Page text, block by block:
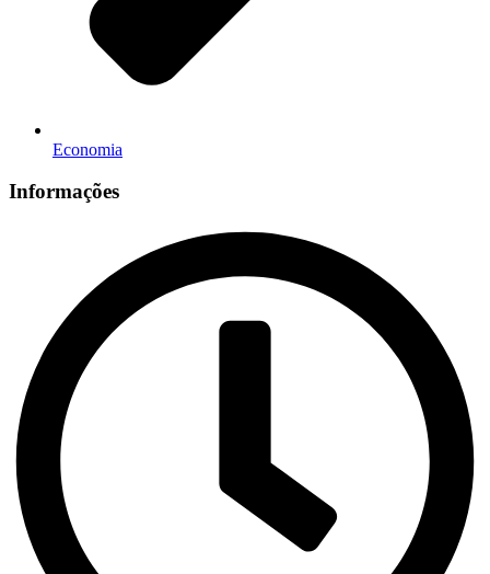
Economia
Informações